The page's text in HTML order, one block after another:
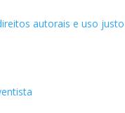
autorais e uso